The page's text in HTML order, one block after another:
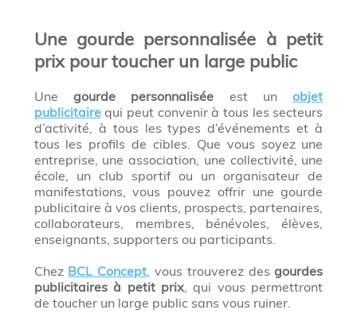
Une gourde personnalisée à petit
prix pour toucher un large public
Une gourde personnalisée est unobjet
publicitaire qui peut convenir à tous les secteurs
d’activité, à tous les types d’événements et à
tous les profils de cibles. Que vous soyez une
entreprise, une association, une collectivité, une
école, un club sportif ou un organisateur de
manifestations, vous pouvez offrir une gourde
publicitaire à vos clients, prospects, partenaires,
collaborateurs, membres, bénévoles, élèves,
enseignants, supporters ou participants.
Chez BCL Concept , vous trouverez desgourdes
publicitaires à petit prix , qui vous permettront
de toucher un large public sans vous ruiner.